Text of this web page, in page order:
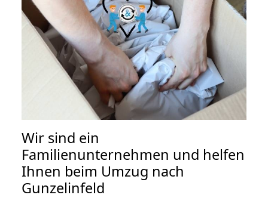
Wir sind ein
Familienunternehmen und helfen
Ihnen beim Umzug nach
Gunzelinfeld